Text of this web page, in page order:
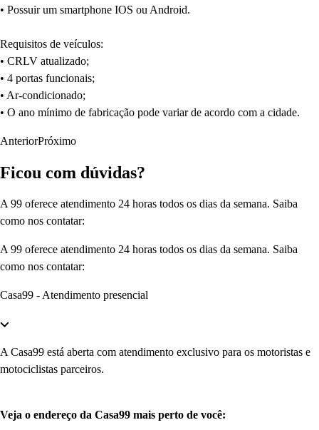
• Possuir um smartphone IOS ou Android.
Requisitos de veículos:
• CRLV atualizado;
• 4 portas funcionais;
• Ar-condicionado;
• O ano mínimo de fabricação pode variar de acordo com a cidade.
AnteriorPróximo
Ficou com dúvidas?
A 99 oferece atendimento 24 horas todos os dias da semana. Saiba
como nos contatar:
A 99 oferece atendimento 24 horas todos os dias da semana. Saiba
como nos contatar:
Casa99 - Atendimento presencial
A Casa99 está aberta com atendimento exclusivo para os motoristas e
motociclistas parceiros.
Veja o endereço da Casa99 mais perto de você: